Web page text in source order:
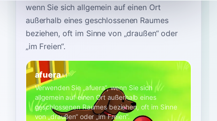
wenn Sie sich allgemein auf einen Ort
außerhalb eines geschlossenen Raumes
beziehen, oft im Sinne von „draußen“ oder
„im Freien“.
afueraA1
Verwenden Sie „afuera“, wenn Sie sich
allgemein auf einen Ort außerhalb eines
geschlossenen Raumes beziehen, oft im Sinne
von „draußen“ oder „im Freien“.